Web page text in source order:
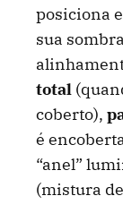
posiciona
sua
total
coberto),
é
“anel”
(mistura